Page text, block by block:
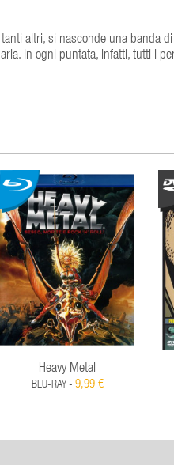
altri, si nasconde una banda
In ogni puntata, infatti, tutti i
Heavy Metal
BLU-RAY - 9,99 €